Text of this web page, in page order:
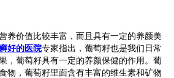
养价值比较丰富，而且具有一定的养颜美
好的医院专家指出，葡萄籽也是我们日常
，葡萄籽具有一定的养颜保健的作用。葡
物，葡萄籽里面含有丰富的维生素和矿物